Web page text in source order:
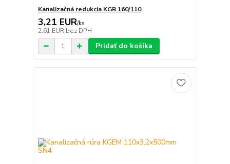
Kanalizačná redukcia KGR 160/110
3,21 EUR/ks
2,61 EUR bez DPH
Pridať do košíka